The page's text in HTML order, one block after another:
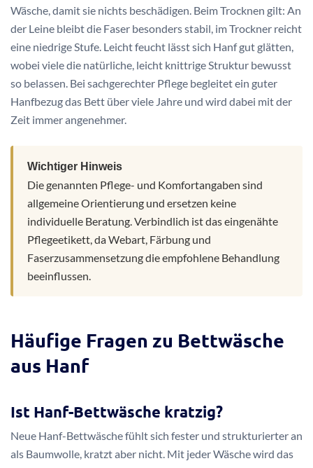
Wäsche, damit sie nichts beschädigen. Beim Trocknen gilt: An
der Leine bleibt die Faser besonders stabil, im Trockner reicht
eine niedrige Stufe. Leicht feucht lässt sich Hanf gut glätten,
wobei viele die natürliche, leicht knittrige Struktur bewusst
so belassen. Bei sachgerechter Pflege begleitet ein guter
Hanfbezug das Bett über viele Jahre und wird dabei mit der
Zeit immer angenehmer.
Wichtiger Hinweis
Die genannten Pflege- und Komfortangaben sind
allgemeine Orientierung und ersetzen keine
individuelle Beratung. Verbindlich ist das eingenähte
Pflegeetikett, da Webart, Färbung und
Faserzusammensetzung die empfohlene Behandlung
beeinflussen.
Häufige Fragen zu Bettwäsche
aus Hanf
Ist Hanf-Bettwäsche kratzig?
Neue Hanf-Bettwäsche fühlt sich fester und strukturierter an
als Baumwolle, kratzt aber nicht. Mit jeder Wäsche wird das